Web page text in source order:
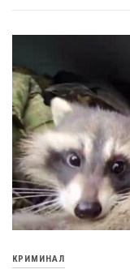
КРИМИНАЛ